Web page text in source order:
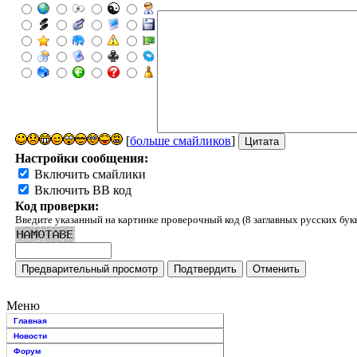
[больше смайликов]
Настройки сообщения:
Включить смайлики
Включить BB код
Код проверки:
Введите указанный на картинке проверочный код (8 заглавных русских
Меню
Главная
Новости
Форум